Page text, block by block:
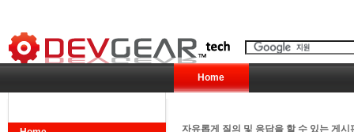
Home
자유롭게 질의 및 응답을 할 수 있는 게